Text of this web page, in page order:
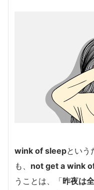
wink of sleepという
も、 not get a wink
うことは、「昨夜は